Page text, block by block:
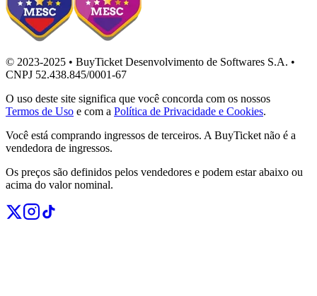
© 2023-2025 • BuyTicket Desenvolvimento de Softwares S.A. •
CNPJ 52.438.845/0001-67
O uso deste site significa que você concorda com os nossos
Termos de Uso e com a Política de Privacidade e Cookies.
Você está comprando ingressos de terceiros. A BuyTicket não é a
vendedora de ingressos.
Os preços são definidos pelos vendedores e podem estar abaixo ou
acima do valor nominal.